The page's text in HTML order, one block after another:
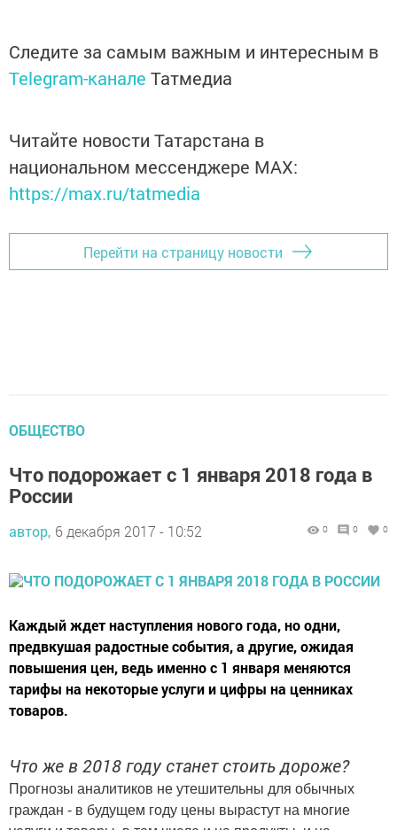
Следите за самым важным и интересным в
Telegram-канале Татмедиа
Читайте новости Татарстана в
национальном мессенджере MАХ:
https://max.ru/tatmedia
Перейти на страницу новости
ОБЩЕСТВО
Что подорожает с 1 января 2018 года в
России
автор, 6 декабря 2017 - 10:52 0 0 0
Каждый ждет наступления нового года, но одни,
предвкушая радостные события, а другие, ожидая
повышения цен, ведь именно с 1 января меняются
тарифы на некоторые услуги и цифры на ценниках
товаров.
Что же в 2018 году станет стоить дороже?
Прогнозы аналитиков не утешительны для обычных
граждан - в будущем году цены вырастут на многие